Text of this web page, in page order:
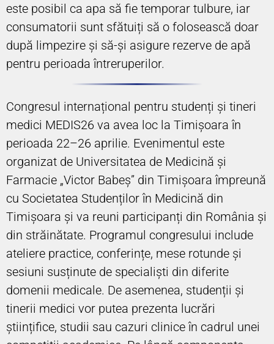
este posibil ca apa să fie temporar tulbure, iar
consumatorii sunt sfătuiți să o folosească doar
după limpezire și să-și asigure rezerve de apă
pentru perioada întreruperilor.
Congresul internațional pentru studenți și tineri
medici MEDIS26 va avea loc la Timișoara în
perioada 22–26 aprilie. Evenimentul este
organizat de Universitatea de Medicină și
Farmacie „Victor Babeș” din Timișoara împreună
cu Societatea Studenților în Medicină din
Timișoara și va reuni participanți din România și
din străinătate. Programul congresului include
ateliere practice, conferințe, mese rotunde și
sesiuni susținute de specialiști din diferite
domenii medicale. De asemenea, studenții și
tinerii medici vor putea prezenta lucrări
științifice, studii sau cazuri clinice în cadrul unei